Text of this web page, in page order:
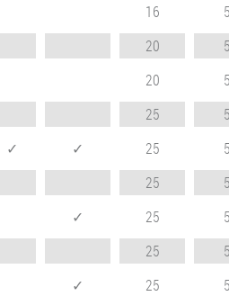
16
20
20
25
✓ ✓ 25
25
✓ 25
25
✓ 25